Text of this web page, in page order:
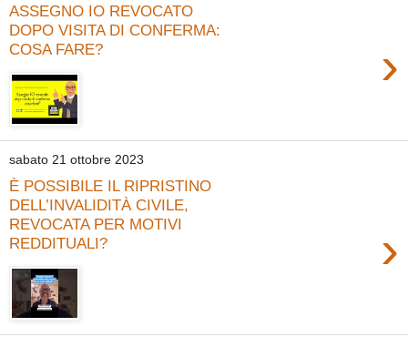
ASSEGNO IO REVOCATO
DOPO VISITA DI CONFERMA:
COSA FARE?
›
sabato 21 ottobre 2023
È POSSIBILE IL RIPRISTINO
DELL’INVALIDITÀ CIVILE,
REVOCATA PER MOTIVI
REDDITUALI?
›